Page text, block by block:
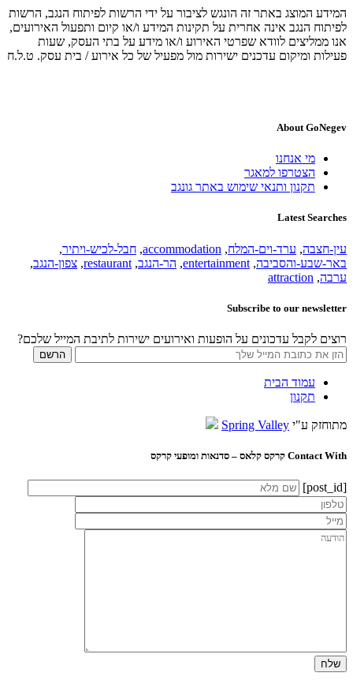
המידע המוצג באתר זה הונגש לציבור על ידי הרשות לפיתוח הנגב, הרשות
לפיתוח הנגב אינה אחרית על תקינות המידע ו/או קיום ותפעול האירועים,
אנו ממליצים לוודא שפרטי האירוע ו/או מידע על בתי העסק, שעות
פעילות ומיקום עדכנים ישירות מול מפעיל של כל אירוע / בית עסק. ט.ל.ח
About GoNegev
מי אנחנו
הצטרפו למאגר
תקנון ותנאי שימוש באתר גונגב
Latest Searches
עין-חצבה, ערד-וים-המלח,
accommodation
, חבל-לכיש-ויתיר,
באר-שבע-והסביבה,
entertainment
, הר-הנגב,
restaurant
, צפון-הנגב,
ערבה,
attraction
Subscribe to our newsletter
רוצים לקבל עדכונים על הופעות ואירועים ישירות לתיבת המייל שלכם?
עמוד הבית
תקנון
מתוחזק ע"י Spring Valley
Contact With קרקס קלאס – סדנאות ומופעי קרקס
[post_id]